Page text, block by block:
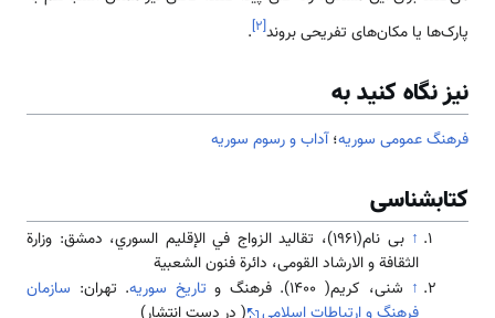
پارک‌‌‌‌‌‌‌‌‌‌‌‌‌‌ها یا مکان‌‌‌‌‌‌‌‌‌‌‌‌‌‌های تفریحی بروند[۲]
.
نیز نگاه کنید به
فرهنگ عمومی سوریه؛آداب و رسوم سوریه
کتابشناسی
↑
بی نام(1961)، تقاليد الزواج في الإقليم السوري، دمشق: وزارة
الثقافة و الارشاد القومی، دائرة فنون الشعبیة
↑ شنی، کریم( 1400). فرهنگ و تاریخ سوریه. تهران: سازمان